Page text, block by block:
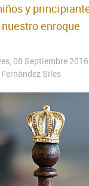
y
enroque
08 Septiembre
Siles